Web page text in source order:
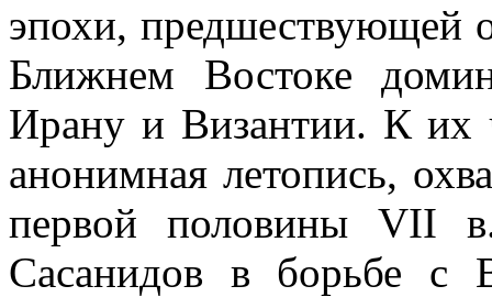
эпохи, предшествующей
Ближнем Востоке
Ирану и Византии. К их
анонимная летопись,
первой половины VII
Сасанидов в борьбе с